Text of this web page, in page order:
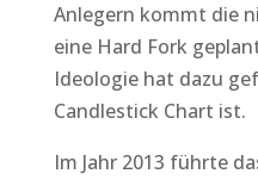
Anlegern kommt die
eine Hard Fork
Ideologie hat dazu
Candlestick Chart ist.
Im Jahr 2013 führte